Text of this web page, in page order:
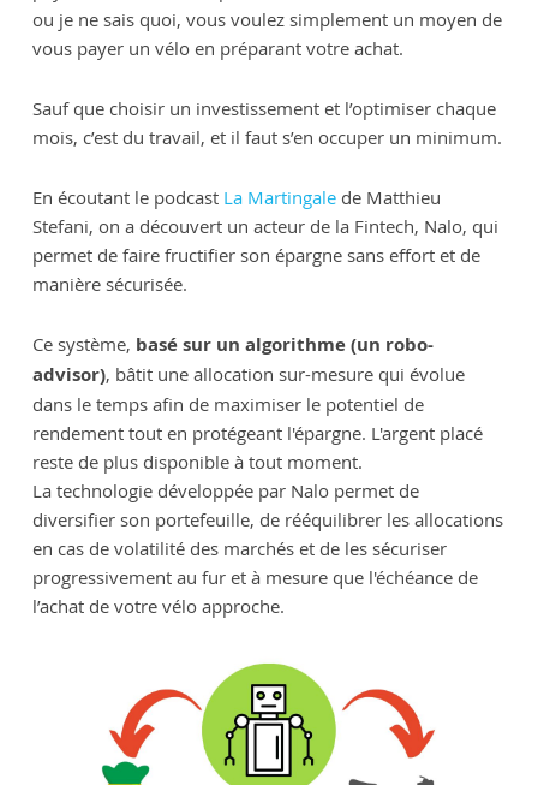
ou je ne sais quoi, vous voulez simplement un moyen de
vous payer un vélo en préparant votre achat.
Sauf que choisir un investissement et l’optimiser chaque
mois, c’est du travail, et il faut s’en occuper un minimum.
En écoutant le podcast La Martingalede Matthieu
Stefani, on a découvert un acteur de la Fintech, Nalo, qui
permet de faire fructifier son épargne sans effort et de
manière sécurisée.
Ce système, basé sur un algorithme (un robo-
advisor), bâtit une allocation sur-mesure qui évolue
dans le temps afin de maximiser le potentiel de
rendement tout en protégeant l'épargne. L'argent placé
reste de plus disponible à tout moment.
La technologie développée par Nalo permet de
diversifier son portefeuille, de rééquilibrer les allocations
en cas de volatilité des marchés et de les sécuriser
progressivement au fur et à mesure que l'échéance de
l’achat de votre vélo approche.